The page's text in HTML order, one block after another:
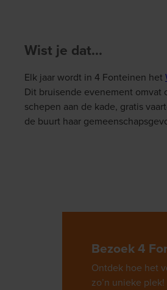
Wist je dat...
Elk jaar wordt in 4 Fonteinen het
Dit bruisende evenement
schepen aan de kade, gratis
de buurt haar
Bezoek 4
Ontdek hoe het
zo’n unieke plek!